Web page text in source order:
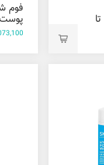
فوم
لاویاچه
1,073,100